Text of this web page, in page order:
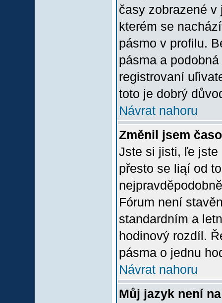
časy zobrazené
kterém se
pásmo v profilu.
pásma a
registrovaní
toto je dobrý
Návrat nahoru
Změnil jsem
Jste si jisti, ľe jste
přesto se liąí od
Fórum není
standardním a
hodinový rozdíl.
pásma o jednu
Návrat nahoru
Můj jazyk není